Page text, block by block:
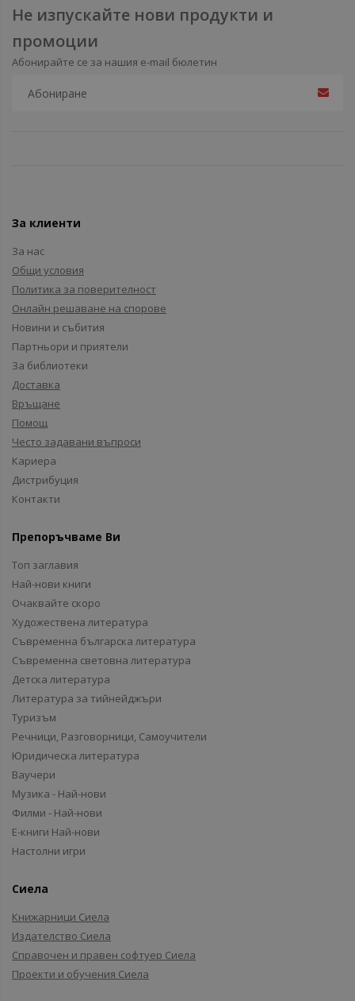
Не изпускайте нови продукти и
промоции
Абонирайте се за нашия e-mail бюлетин
За клиенти
За нас
Общи условия
Политика за поверителност
Онлайн решаване на спорове
Новини и събития
Партньори и приятели
За библиотеки
Доставка
Връщане
Помощ
Често задавани въпроси
Кариера
Дистрибуция
Контакти
Препоръчваме Ви
Топ заглавия
Най-нови книги
Очаквайте скоро
Художествена литература
Съвременна българска литература
Съвременна световна литература
Детска литература
Литература за тийнейджъри
Туризъм
Речници, Разговорници, Самоучители
Юридическа литература
Ваучери
Музика - Най-нови
Филми - Най-нови
Е-книги Най-нови
Настолни игри
Сиела
Книжарници Сиела
Издателство Сиела
Справочен и правен софтуер Сиела
Проекти и обучения Сиела